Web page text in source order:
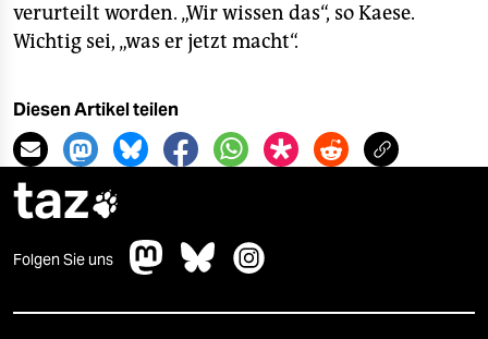
unterstützen
genossenschaft
epaper login
verurteilt worden. „Wir wissen das“, so Kaese.
Wichtig sei, „was er jetzt macht“.
Diesen Artikel teilen
taz
Folgen Sie uns